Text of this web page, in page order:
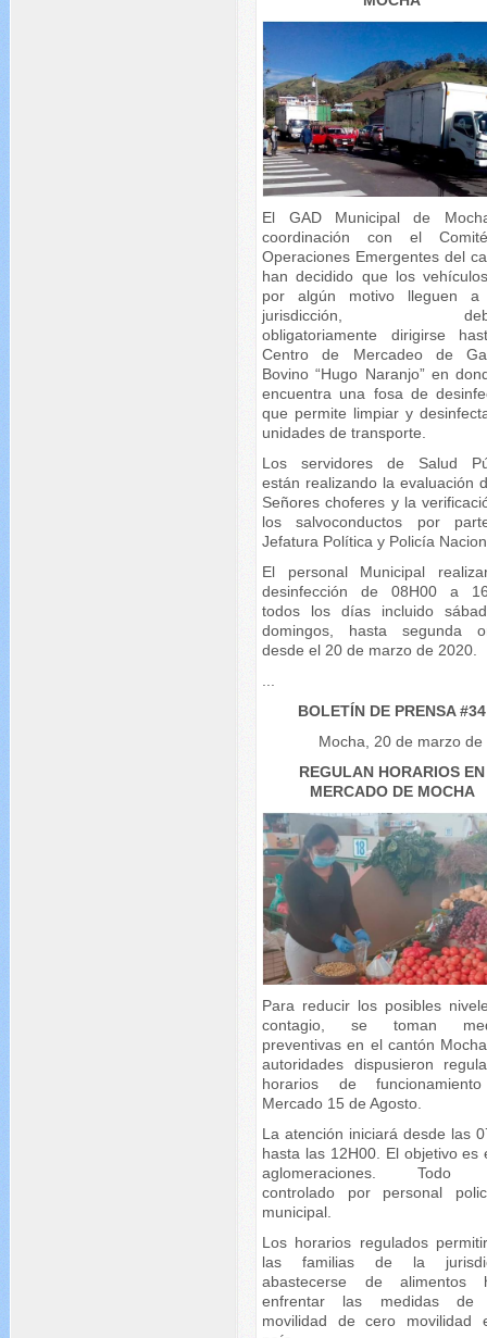
El GAD Municipal de
coordinación con el
Operaciones Emergentes del
han decidido que los
por algún motivo lleguen a
jurisdicción,
obligatoriamente dirigirse
Centro de Mercadeo de
Bovino “Hugo Naranjo” en
encuentra una fosa de
que permite limpiar y
unidades de transporte.
Los servidores de Salud
están realizando la evaluación
Señores choferes y la
los salvoconductos por
Jefatura Política y Policía
El personal Municipal
desinfección de 08H00 a
todos los días incluido
domingos, hasta segunda
desde el 20 de marzo de 2020.
BOLETÍN DE PRENSA #34
Mocha, 20 de marzo de
REGULAN HORARIOS EN
MERCADO DE MOCHA
Para reducir los posibles
contagio, se toman
preventivas en el cantón
autoridades dispusieron
horarios de
Mercado 15 de Agosto.
La atención iniciará desde las
hasta las 12H00. El objetivo es
aglomeraciones. Todo
controlado por personal
municipal.
Los horarios regulados
las familias de la
abastecerse de alimentos
enfrentar las medidas de
movilidad de cero movilidad